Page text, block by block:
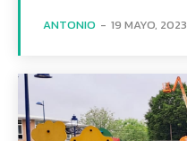
ANTONIO - 19 MAYO, 2023